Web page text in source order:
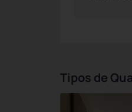
Tipos de